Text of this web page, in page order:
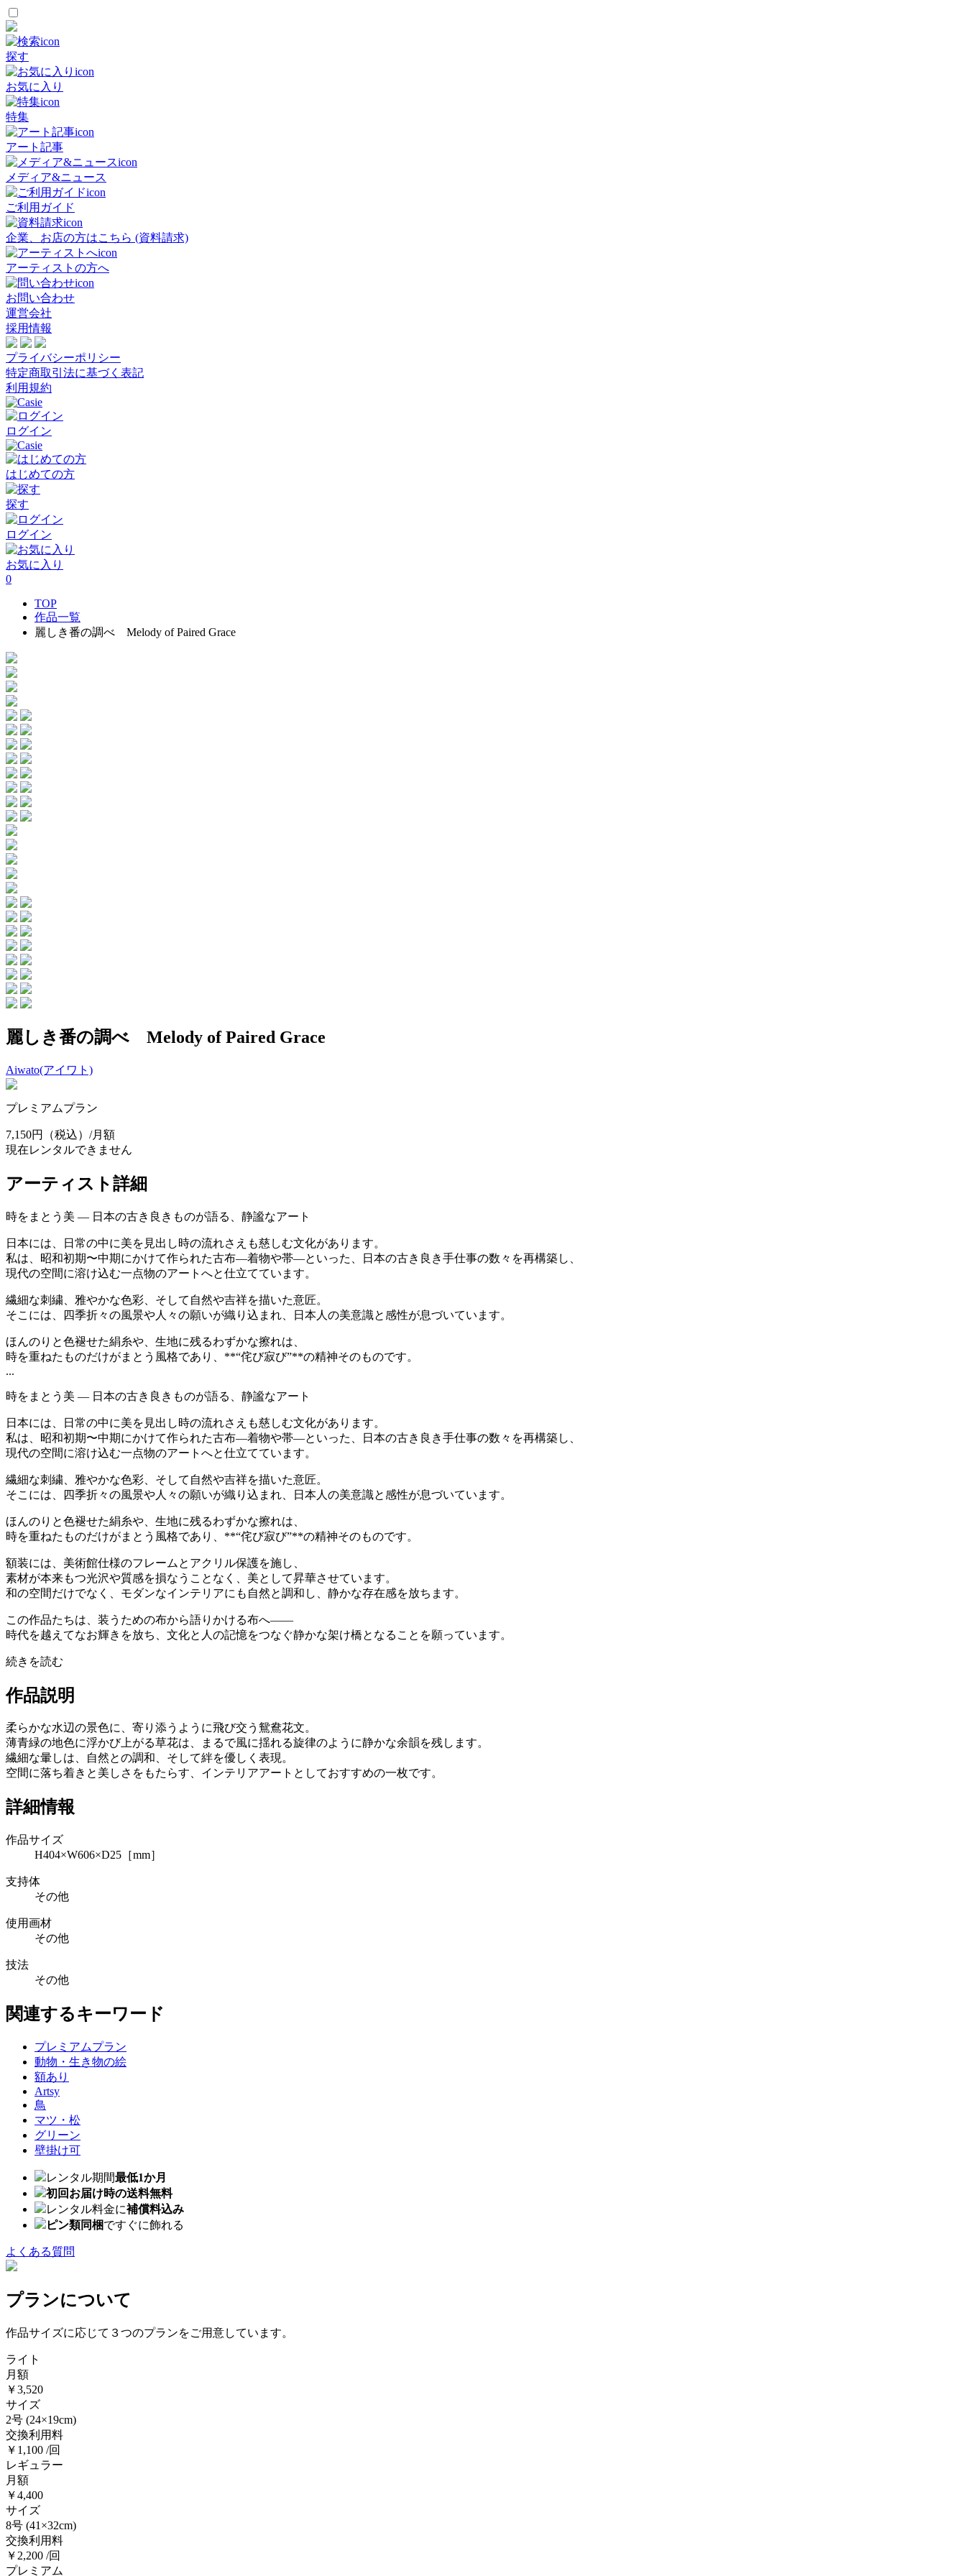
探す
お気に入り
特集
アート記事
メディア&ニュース
ご利用ガイド
企業、お店の方はこちら (資料請求)
アーティストの方へ
お問い合わせ
運営会社
採用情報
プライバシーポリシー
特定商取引法に基づく表記
利用規約
ログイン
はじめての方
探す
ログイン
お気に入り
0
TOP
作品一覧
麗しき番の調べ Melody of Paired Grace
麗しき番の調べ Melody of Paired Grace
Aiwato(アイワト)
プレミアムプラン
7,150円
（税込）/月額
現在レンタルできません
アーティスト詳細
時をまとう美 ― 日本の古き良きものが語る、静謐なアート
日本には、日常の中に美を見出し時の流れさえも慈しむ文化があります。
私は、昭和初期〜中期にかけて作られた古布―着物や帯―といった、日本の古き良き手仕事の数々を再構築し、
現代の空間に溶け込む一点物のアートへと仕立てています。
繊細な刺繍、雅やかな色彩、そして自然や吉祥を描いた意匠。
そこには、四季折々の風景や人々の願いが織り込まれ、日本人の美意識と感性が息づいています。
ほんのりと色褪せた絹糸や、生地に残るわずかな擦れは、
時を重ねたものだけがまとう風格であり、**“侘び寂び”**の精神そのものです。
...
時をまとう美 ― 日本の古き良きものが語る、静謐なアート
日本には、日常の中に美を見出し時の流れさえも慈しむ文化があります。
私は、昭和初期〜中期にかけて作られた古布―着物や帯―といった、日本の古き良き手仕事の数々を再構築し、
現代の空間に溶け込む一点物のアートへと仕立てています。
繊細な刺繍、雅やかな色彩、そして自然や吉祥を描いた意匠。
そこには、四季折々の風景や人々の願いが織り込まれ、日本人の美意識と感性が息づいています。
ほんのりと色褪せた絹糸や、生地に残るわずかな擦れは、
時を重ねたものだけがまとう風格であり、**“侘び寂び”**の精神そのものです。
額装には、美術館仕様のフレームとアクリル保護を施し、
素材が本来もつ光沢や質感を損なうことなく、美として昇華させています。
和の空間だけでなく、モダンなインテリアにも自然と調和し、静かな存在感を放ちます。
この作品たちは、装うための布から語りかける布へ――
時代を越えてなお輝きを放ち、文化と人の記憶をつなぐ静かな架け橋となることを願っています。
続きを読む
作品説明
柔らかな水辺の景色に、寄り添うように飛び交う鴛鴦花文。
薄青緑の地色に浮かび上がる草花は、まるで風に揺れる旋律のように静かな余韻を残します。
繊細な暈しは、自然との調和、そして絆を優しく表現。
空間に落ち着きと美しさをもたらす、インテリアアートとしておすすめの一枚です。
詳細情報
作品サイズ
H404×W606×D25［mm］
支持体
その他
使用画材
その他
技法
その他
関連するキーワード
プレミアムプラン
動物・生き物の絵
額あり
Artsy
鳥
マツ・松
グリーン
壁掛け可
レンタル期間最低1か月
初回お届け時の送料無料
レンタル料金に補償料込み
ピン類同梱ですぐに飾れる
よくある質問
プランについて
作品サイズに応じて３つのプランをご用意しています。
ライト
月額
￥3,520
サイズ
2号 (24×19cm)
交換利用料
￥1,100 /回
レギュラー
月額
￥4,400
サイズ
8号 (41×32cm)
交換利用料
￥2,200 /回
プレミアム